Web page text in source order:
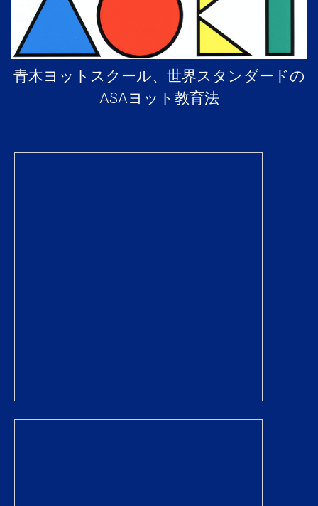
青木ヨットスクール、世界スタンダードの
ASAヨット教育法